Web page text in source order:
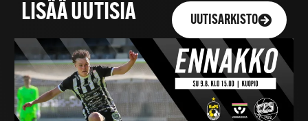
LISÄÄ UUTISIA UUTISARKISTO